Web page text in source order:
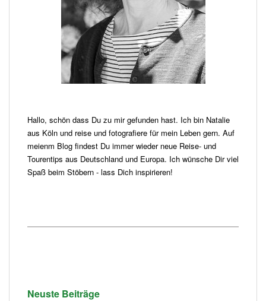
Hallo, schön dass Du zu mir gefunden hast. Ich bin Natalie
aus Köln und reise und fotografiere für mein Leben gern. Auf
meienm Blog findest Du immer wieder neue Reise- und
Tourentips aus Deutschland und Europa. Ich wünsche Dir viel
Spaß beim Stöbern - lass Dich inspirieren!
Neuste Beiträge